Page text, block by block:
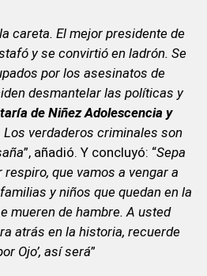
careta. El mejor presidente de
y se convirtió en ladrón. Se
por los asesinatos de
desmantelar las políticas y
de Niñez Adolescencia y
Los verdaderos criminales son
”, añadió. Y concluyó: “Sepa
que vamos a vengar a
y niños que quedan en la
mueren de hambre. A usted
atrás en la historia, recuerde
Ojo’, así será”